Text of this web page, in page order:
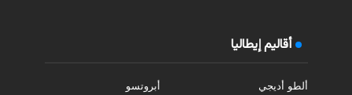
أقاليم إيطاليا
ألطو أديجي
أبروتسو